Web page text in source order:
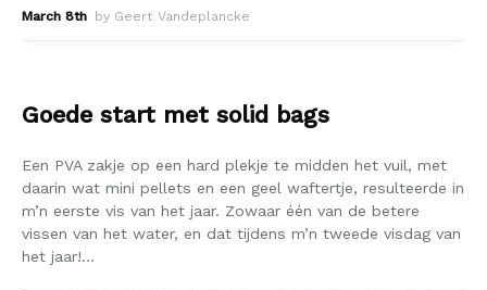
March 8th by Geert Vandeplancke
Goede start met solid bags
Een PVA zakje op een hard plekje te midden het vuil, met
daarin wat mini pellets en een geel waftertje, resulteerde in
m’n eerste vis van het jaar. Zowaar één van de betere
vissen van het water, en dat tijdens m’n tweede visdag van
het jaar!…